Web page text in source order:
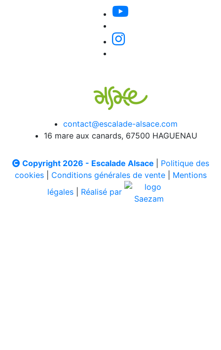
contact@escalade-alsace.com
16 mare aux canards, 67500 HAGUENAU
Copyright 2026 - Escalade Alsace
Politique des
cookies| Conditions générales de vente| Mentions
légales
Réalisé par